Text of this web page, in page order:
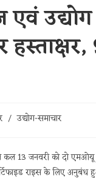
/ उद्योग-समाचार
कल 13 जनवरी को दो
राइस के लिए